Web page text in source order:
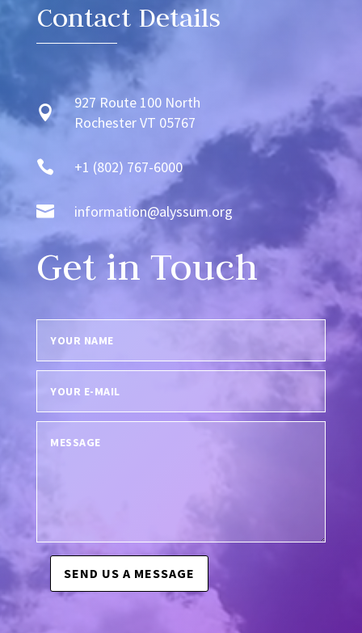
Contact Details

927 Route 100 North
Rochester VT 05767
 +1 (802) 767-6000
 information@alyssum.org
Get in Touch
SEND US A MESSAGE